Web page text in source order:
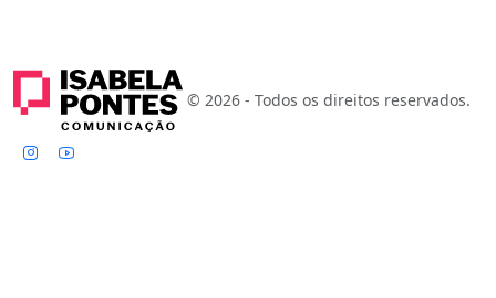
© 2026 - Todos os direitos reservados.